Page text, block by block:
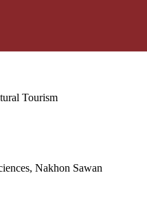
Tourism
Nakhon Sawan